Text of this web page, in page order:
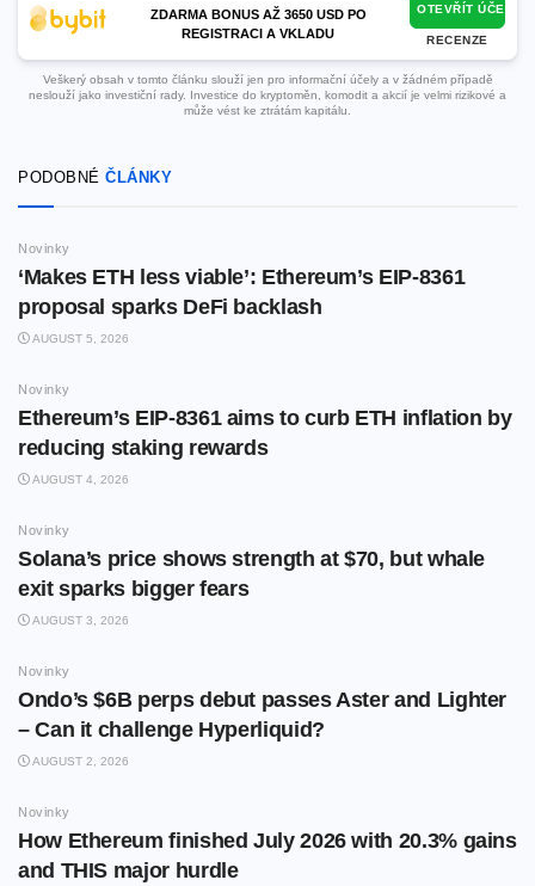
ZDARMA BONUS AŽ 3650 USD PO
REGISTRACI A VKLADU
OTEVŘÍT ÚČET
RECENZE
Veškerý obsah v tomto článku slouží jen pro informační účely a v žádném případě
neslouží jako investiční rady. Investice do kryptoměn, komodit a akcií je velmi rizikové a
může vést ke ztrátám kapitálu.
PODOBNÉ ČLÁNKY
Novinky
‘Makes ETH less viable’: Ethereum’s EIP-8361
proposal sparks DeFi backlash
AUGUST 5, 2026
Novinky
Ethereum’s EIP-8361 aims to curb ETH inflation by
reducing staking rewards
AUGUST 4, 2026
Novinky
Solana’s price shows strength at $70, but whale
exit sparks bigger fears
AUGUST 3, 2026
Novinky
Ondo’s $6B perps debut passes Aster and Lighter
– Can it challenge Hyperliquid?
AUGUST 2, 2026
Novinky
How Ethereum finished July 2026 with 20.3% gains
and THIS major hurdle